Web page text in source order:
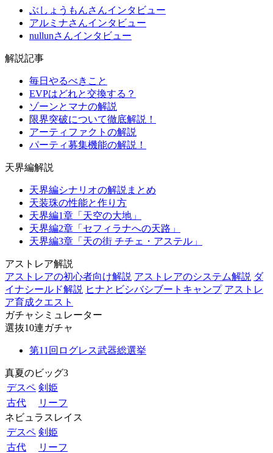
ぶしょうもんさんインタビュー
アルミナさんインタビュー
nullunさんインタビュー
解説記事
毎日やるべきこと
EVPはどれと交換する？
ゾーンとマナの解説
限界突破について徹底解説！
アーティファクトの解説
パーティ募集機能の解説！
天界編解説
天界編シナリオの解説まとめ
天装珠の性能と作り方
天界編1章「天空の大地」
天界編2章「セフィラナへの天路」
天界編3章「天の街 チチェ・アステル」
アストレア解説
アストレアの初心者向け解説 アストレアのシステム解説 ダ
イナシールド解説 ヒナとビシバシブートキャンプ アストレ
ア育成クエスト
ガチャシミュレーター
選抜10連ガチャ
第11回ログレス武器総選挙
真夏のビッグ3
デスペ 剣姫
古代
リーフ
ネビュラスレイス
デスペ 剣姫
古代
リーフ